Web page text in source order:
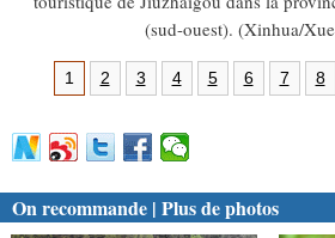
(sud-ouest). (Xinhua/
1 2 3 4 5 6 7 8
On recommande | Plus de photos